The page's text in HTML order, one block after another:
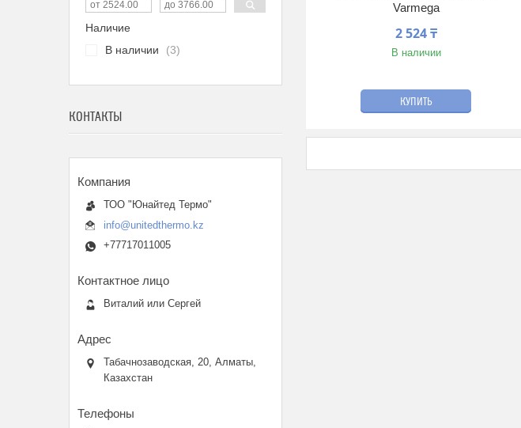
Varmega
2 524 ₸
В наличии
КУПИТЬ
Наличие
В наличии
3
КОНТАКТЫ
ТОО "Юнайтед Термо"
info@unitedthermo.kz
+77717011005
Виталий или Сергей
Табачнозаводская, 20, Алматы,
Казахстан